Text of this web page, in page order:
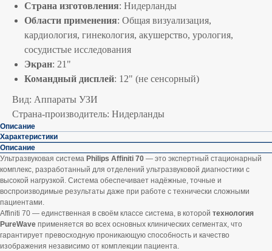
Страна изготовления: Нидерланды
Области применения: Общая визуализация,
кардиология, гинекология, акушерство, урология,
сосудистые исследования
Экран: 21"
Командный дисплей: 12" (не сенсорный)
Вид: Аппараты УЗИ
Страна-производитель: Нидерланды
Описание
Характеристики
Описание
Ультразвуковая система Philips Affiniti 70 — это экспертный стационарный
комплекс, разработанный для отделений ультразвуковой диагностики с
высокой нагрузкой. Система обеспечивает надёжные, точные и
воспроизводимые результаты даже при работе с технически сложными
пациентами.
Affiniti 70 — единственная в своём классе система, в которой технология
PureWave применяется во всех основных клинических сегментах, что
гарантирует превосходную проникающую способность и качество
изображения независимо от комплекции пациента.